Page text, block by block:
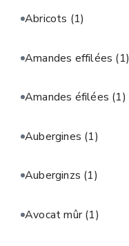
Abricots (1)
Amandes effilées (1)
Amandes éfilées (1)
Aubergines (1)
Auberginzs (1)
Avocat mûr(1)